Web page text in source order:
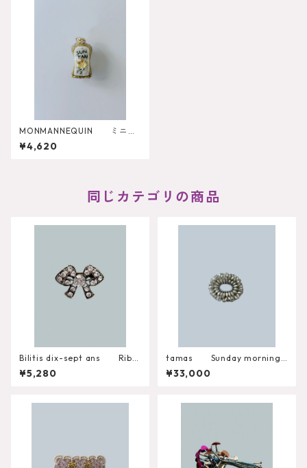
MONMANNEQUIN ミニチ
ュア サンオイルブローチ
¥4,620
同じカテゴリの商品
Bilitis dix-sept ans Ribb
on Brooch Misc-1354
¥5,280
tamas Sunday morning/
Silver Brooch
¥33,000